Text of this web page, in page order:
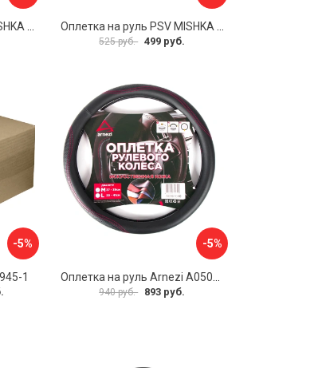
525 руб. 499 руб.
-5%
1
-5%
Оплетка на руль Arnezi A0501040
940 руб. 893 руб.